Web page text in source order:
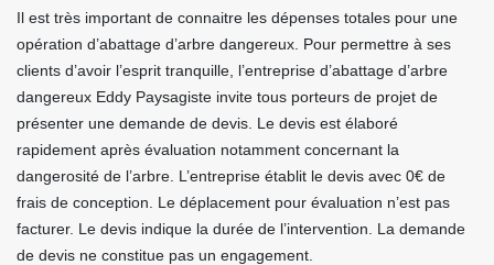
Il est très important de connaitre les dépenses totales pour une
opération d’abattage d’arbre dangereux. Pour permettre à ses
clients d’avoir l’esprit tranquille, l’entreprise d’abattage d’arbre
dangereux Eddy Paysagiste invite tous porteurs de projet de
présenter une demande de devis. Le devis est élaboré
rapidement après évaluation notamment concernant la
dangerosité de l’arbre. L’entreprise établit le devis avec 0€ de
frais de conception. Le déplacement pour évaluation n’est pas
facturer. Le devis indique la durée de l’intervention. La demande
de devis ne constitue pas un engagement.